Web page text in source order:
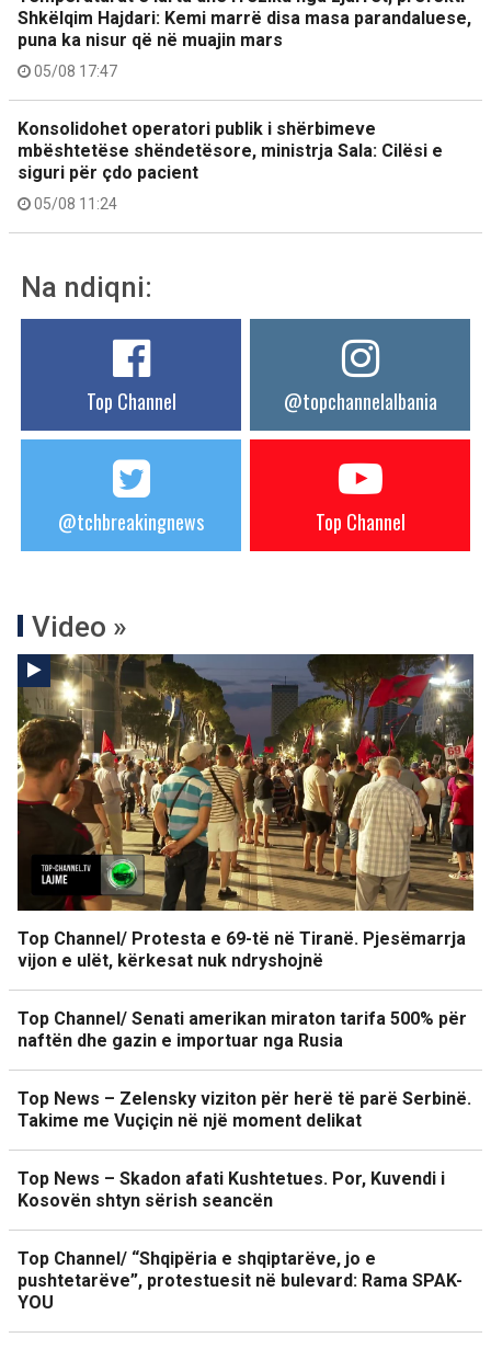
Shkëlqim Hajdari: Kemi marrë disa masa parandaluese,
puna ka nisur që në muajin mars
05/08 17:47
Konsolidohet operatori publik i shërbimeve
mbështetëse shëndetësore, ministrja Sala: Cilësi e
siguri për çdo pacient
05/08 11:24
Na ndiqni:
Top Channel @topchannelalbania
@tchbreakingnews Top Channel
Video »
Top Channel/ Protesta e 69-të në Tiranë. Pjesëmarrja
vijon e ulët, kërkesat nuk ndryshojnë
Top Channel/ Senati amerikan miraton tarifa 500% për
naftën dhe gazin e importuar nga Rusia
Top News – Zelensky viziton për herë të parë Serbinë.
Takime me Vuçiçin në një moment delikat
Top News – Skadon afati Kushtetues. Por, Kuvendi i
Kosovën shtyn sërish seancën
Top Channel/ “Shqipëria e shqiptarëve, jo e
pushtetarëve”, protestuesit në bulevard: Rama SPAK-
YOU